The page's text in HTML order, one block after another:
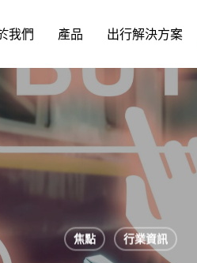
我們 產品 出行解決方案
焦點 行業資訊